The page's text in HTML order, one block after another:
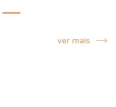
ver mais